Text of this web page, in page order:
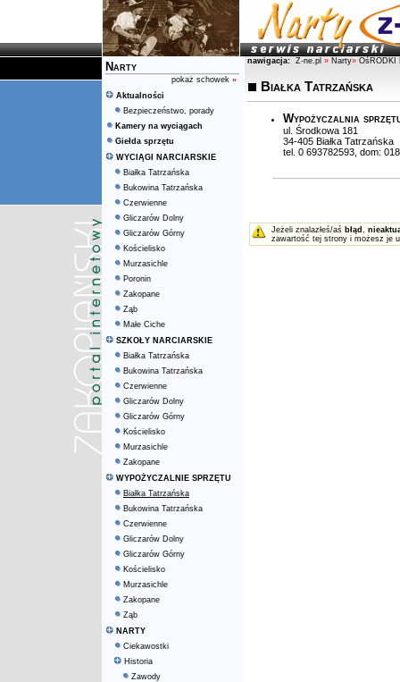
Narty
pokaż schowek »
Aktualności
Bezpieczeństwo, porady
Kamery na wyciągach
Giełda sprzętu
WYCIĄGI NARCIARSKIE
Białka Tatrzańska
Bukowina Tatrzańska
Czerwienne
Gliczarów Dolny
Gliczarów Górny
Kościelisko
Murzasichle
Poronin
Zakopane
Ząb
Małe Ciche
SZKOŁY NARCIARSKIE
Białka Tatrzańska
Bukowina Tatrzańska
Czerwienne
Gliczarów Dolny
Gliczarów Górny
Kościelisko
Murzasichle
Zakopane
WYPOŻYCZALNIE SPRZĘTU
Białka Tatrzańska
Bukowina Tatrzańska
Czerwienne
Gliczarów Dolny
Gliczarów Górny
Kościelisko
Murzasichle
Zakopane
Ząb
NARTY
Ciekawostki
Historia
Zawody
nawigacja: Z-ne.pl » Narty» OśRODKI
Białka Tatrzańska
Wypożyczalnia
ul. Środkowa 181
34-405 Białka Tatrzańska
tel. 0 693782593, dom:
Jeżeli znalazłeś/aś błąd ,
zawartość tej strony i możesz je